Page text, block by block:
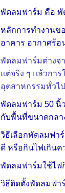
พัดลมฟาร์ม คือ พั
หลักการทำงานข
อาคาร อากาศร้
พัดลมฟาร์มต่างจ
แต่จริง ๆ แล้วกา
อุตสาหกรรมทั่วไป
พัดลมฟาร์ม 50 นิ้
กับพื้นที่ขนาดกลา
วิธีเลือกพัดลมฟา
ดี หรือกินไฟเกินค
พัดลมฟาร์มใช้ไฟ
วิธีติดตั้งพัดลมฟา